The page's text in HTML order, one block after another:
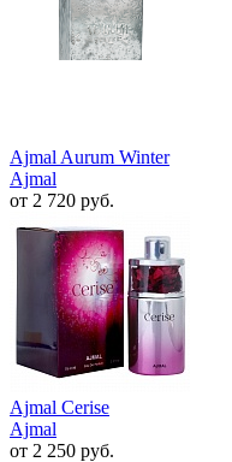
Ajmal Aurum Winter
Ajmal
от 2 720 руб.
Ajmal Cerise
Ajmal
от 2 250 руб.